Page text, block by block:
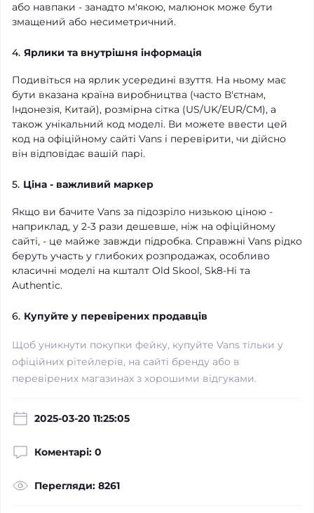
або навпаки - занадто м'якою, малюнок може бути
змащений або несиметричний.
4. Ярлики та внутрішня інформація
Подивіться на ярлик усередині взуття. На ньому має
бути вказана країна виробництва (часто В'єтнам,
Індонезія, Китай), розмірна сітка (US/UK/EUR/CM), а
також унікальний код моделі. Ви можете ввести цей
код на офіційному сайті Vans і перевірити, чи дійсно
він відповідає вашій парі.
5. Ціна - важливий маркер
Якщо ви бачите Vans за підозріло низькою ціною -
наприклад, у 2-3 рази дешевше, ніж на офіційному
сайті, - це майже завжди підробка. Справжні Vans рідко
беруть участь у глибоких розпродажах, особливо
класичні моделі на кшталт Old Skool, Sk8-Hi та
Authentic.
6. Купуйте у перевірених продавців
Щоб уникнути покупки фейку, купуйте Vans тільки у
офіційних рітейлерів, на сайті бренду або в
перевірених магазинах з хорошими відгуками.
2025-03-20 11:25:05
Коментарі: 0
Перегляди: 8261